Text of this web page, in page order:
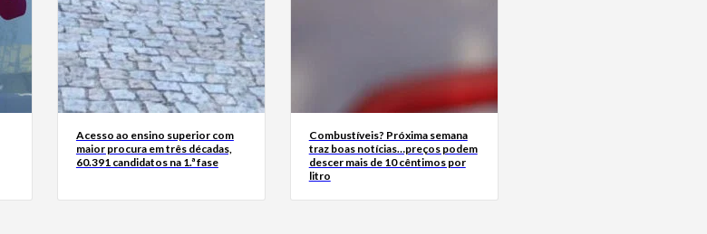
Acesso ao ensino superior com
maior procura em três décadas,
60.391 candidatos na 1.ª fase
Combustíveis? Próxima semana
traz boas notícias…preços podem
descer mais de 10 cêntimos por
litro